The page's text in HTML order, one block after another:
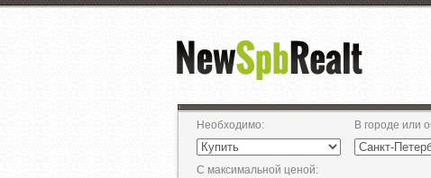
Необходимо: В городе или
С максимальной ценой: